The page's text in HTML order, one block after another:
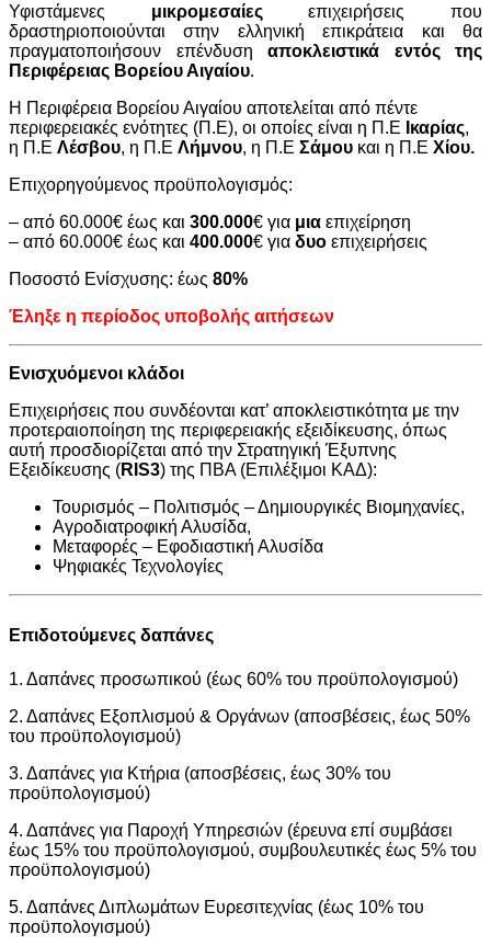
Υφιστάμενες μικρομεσαίεςεπιχειρήσεις που
δραστηριοποιούνται στην ελληνική επικράτεια και θα
πραγματοποιήσουν επένδυση αποκλειστικά εντός της
Περιφέρειας Βορείου Αιγαίου.
Η Περιφέρεια Βορείου Αιγαίου αποτελείται από πέντε
περιφερειακές ενότητες (Π.Ε), οι οποίες είναι η Π.Ε Ικαρίας,
η Π.Ε Λέσβου, η Π.Ε Λήμνου, η Π.Ε Σάμου και η Π.Ε Χίου.
Επιχορηγούμενος προϋπολογισμός:
– από 60.000€ έως και 300.000€ για μια επιχείρηση
– από 60.000€ έως και 400.000€ για δυο επιχειρήσεις
Ποσοστό Ενίσχυσης: έως 80%
Έληξε η περίοδος υποβολής αιτήσεων
Ενισχυόμενοι κλάδοι
Επιχειρήσεις που συνδέονται κατ’ αποκλειστικότητα με την
προτεραιοποίηση της περιφερειακής εξειδίκευσης, όπως
αυτή προσδιορίζεται από την Στρατηγική Έξυπνης
Εξειδίκευσης (RIS3) της ΠΒΑ (Επιλέξιμοι ΚΑΔ):
Τουρισμός – Πολιτισμός – Δημιουργικές Βιομηχανίες,
Αγροδιατροφική Αλυσίδα,
Μεταφορές – Εφοδιαστική Αλυσίδα
Ψηφιακές Τεχνολογίες
Επιδοτούμενες δαπάνες
1. Δαπάνες προσωπικού (έως 60% του προϋπολογισμού)
2. Δαπάνες Εξοπλισμού & Οργάνων (αποσβέσεις, έως 50%
του προϋπολογισμού)
3. Δαπάνες για Κτήρια (αποσβέσεις, έως 30% του
προϋπολογισμού)
4. Δαπάνες για Παροχή Υπηρεσιών (έρευνα επί συμβάσει
έως 15% του προϋπολογισμού, συμβουλευτικές έως 5% του
προϋπολογισμού)
5. Δαπάνες Διπλωμάτων Ευρεσιτεχνίας (έως 10% του
προϋπολογισμού)